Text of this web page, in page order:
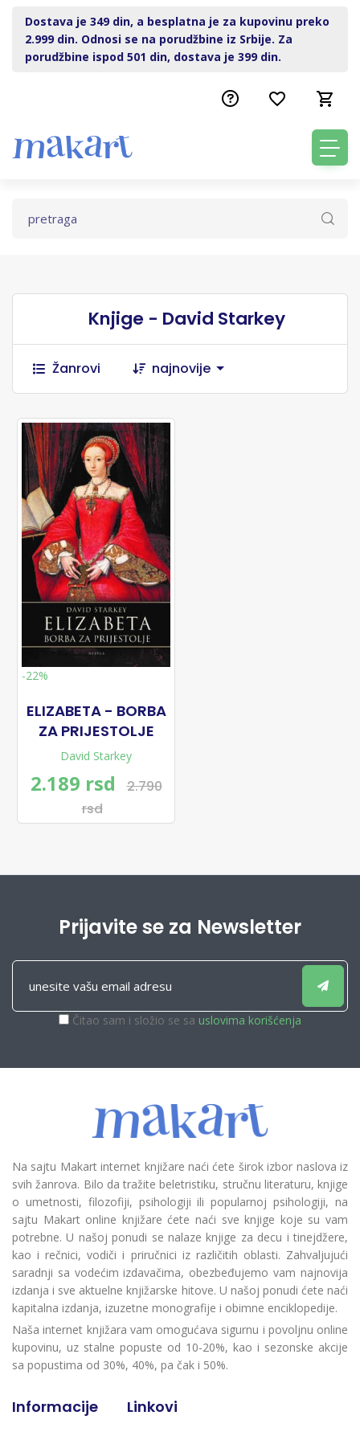
Dostava je 349 din, a besplatna je za kupovinu preko
2.999 din. Odnosi se na porudžbine iz Srbije. Za
porudžbine ispod 501 din, dostava je 399 din.
Knjige - David Starkey
Žanrovi najnovije
-22%
ELIZABETA - BORBA
ZA PRIJESTOLJE
David Starkey
2.189 rsd
2.790
rsd
Prijavite se za Newsletter
Čitao sam i složio se sa uslovima korišćenja
Na sajtu Makart internet knjižare naći ćete širok izbor naslova iz
svih žanrova. Bilo da tražite beletristiku, stručnu literaturu, knjige
o umetnosti, filozofiji, psihologiji ili popularnoj psihologiji, na
sajtu Makart online knjižare ćete naći sve knjige koje su vam
potrebne. U našoj ponudi se nalaze knjige za decu i tinejdžere,
kao i rečnici, vodiči i priručnici iz različitih oblasti. Zahvaljujući
saradnji sa vodećim izdavačima, obezbeđujemo vam najnovija
izdanja i sve aktuelne knjižarske hitove. U našoj ponudi ćete naći
kapitalna izdanja, izuzetne monografije i obimne enciklopedije.
Naša internet knjižara vam omogućava sigurnu i povoljnu online
kupovinu, uz stalne popuste od 10-20%, kao i sezonske akcije
sa popustima od 30%, 40%, pa čak i 50%.
Informacije Linkovi